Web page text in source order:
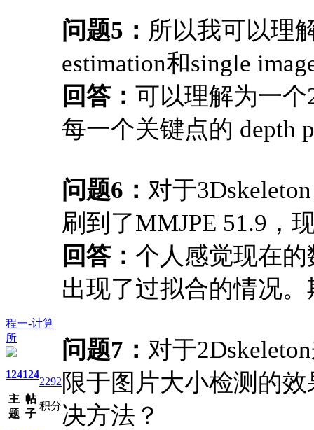
程一-计算
所
124
主
题
124
帖
子
2292
积分
问题5： 所以我可以理
estimation和single
回答： 可以理解为一个
每一个关键点的 depth
问题6： 对于
刷到了MMJPE 51.9，
回答： 个人感觉现在
出现了过拟合的情况
问题7： 对于
限于图片大小检测的
决方法？